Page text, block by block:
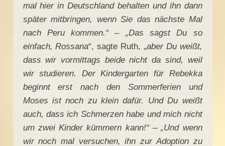
mal hier in Deutschland behalten und ihn dann
später mitbringen, wenn Sie das nächste Mal
nach Peru kommen.“ – „Das sagst Du so
einfach, Rossana“, sagte Ruth, „aber Du weißt,
dass wir vormittags beide nicht da sind, weil
wir studieren. Der Kindergarten für Rebekka
beginnt erst nach den Sommerferien und
Moses ist noch zu klein dafür. Und Du weißt
auch, dass ich Schmerzen habe und mich nicht
um zwei Kinder kümmern kann!“ – „Und wenn
wir noch mal versuchen, ihn zur Adoption zu